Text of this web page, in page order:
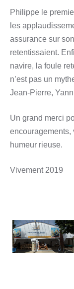
Philippe le
les
assurance sur
retentissaient.
navire, la foule
n’est pas un
Jean-Pierre,
Un grand merci
encouragements,
humeur rieuse.
Vivement 2019